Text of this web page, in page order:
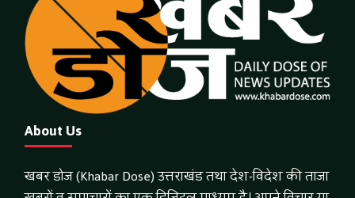
About Us
खबर डोज (Khabar Dose) उत्तराखंड तथा देश-विदेश की ताजा